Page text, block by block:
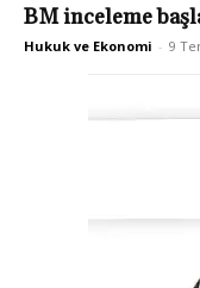
BM inceleme
Hukuk ve Ekonomi - 9